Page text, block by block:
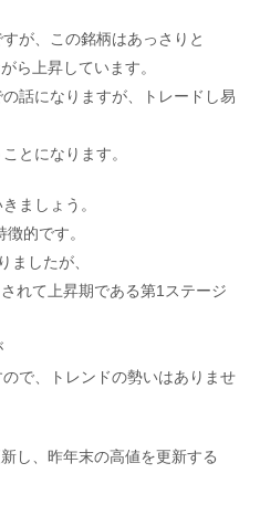
が、この銘柄はあっさりと
ら上昇しています。
話になりますが、トレードし易
とになります。
ましょう。
的です。
ましたが、
れて上昇期である第1ステージ
で、トレンドの勢いはありませ
し、昨年末の高値を更新する